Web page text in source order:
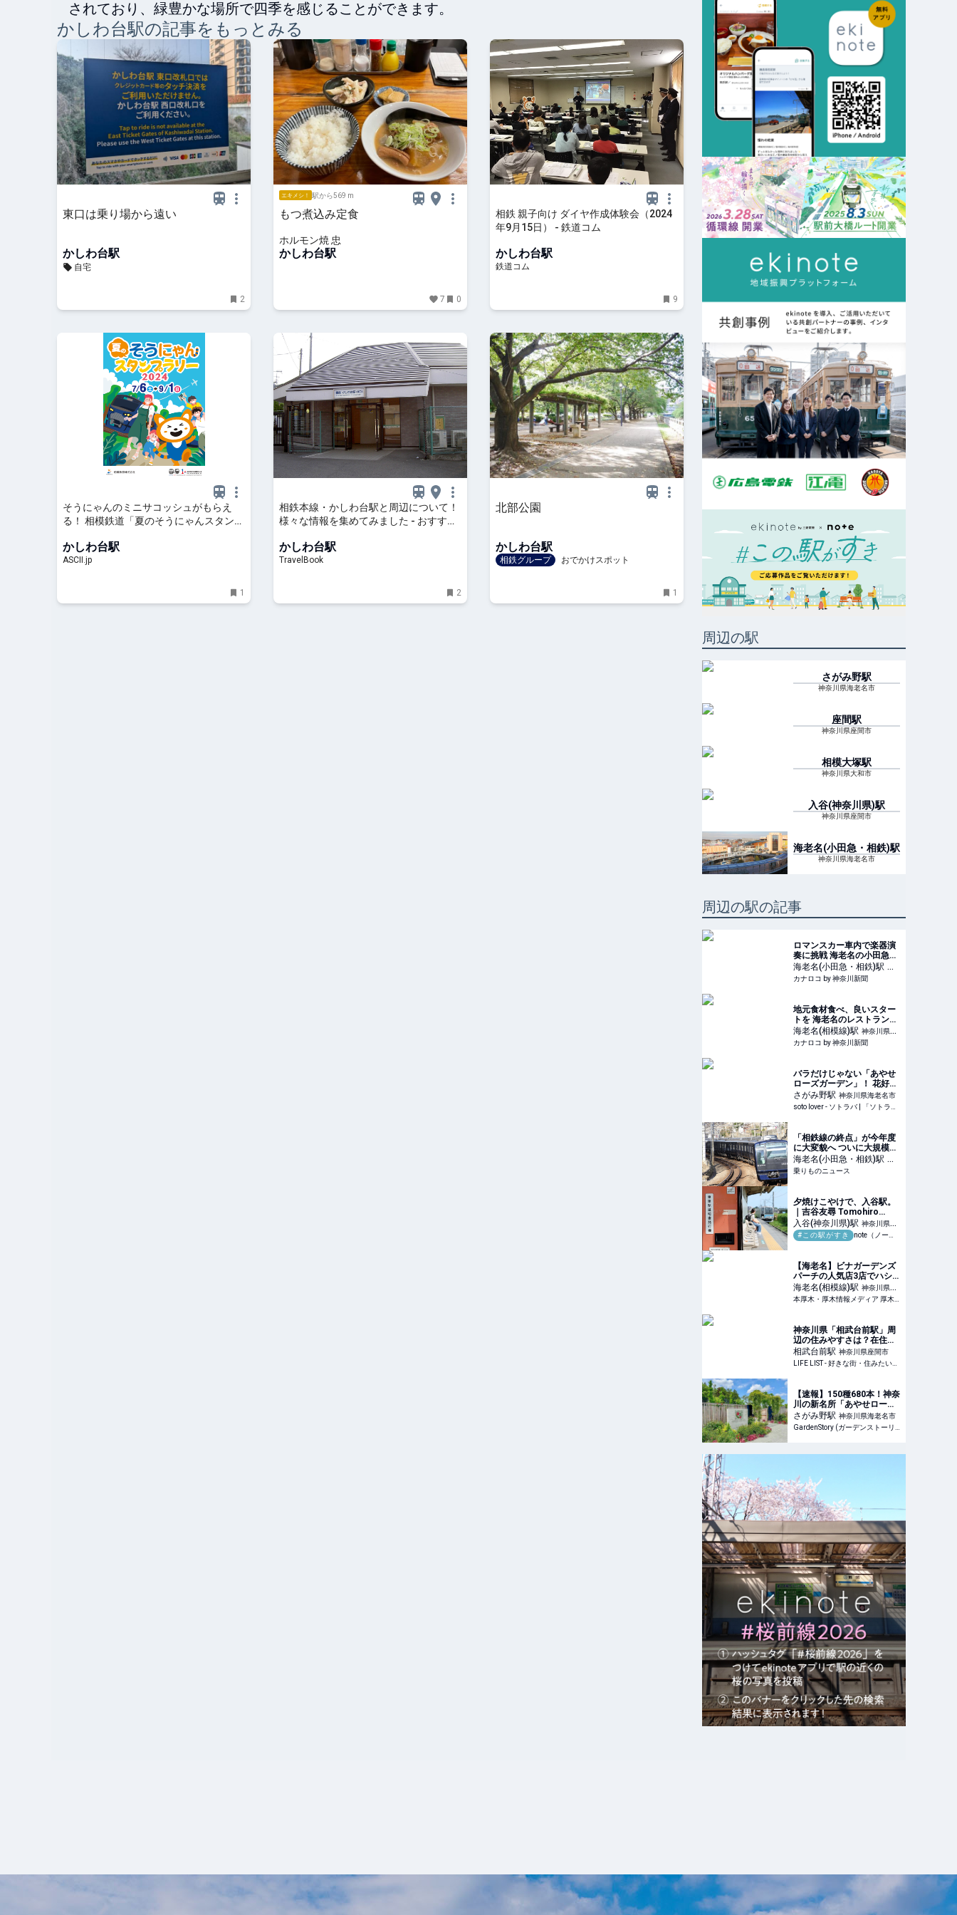
されており、緑豊かな場所で四季を感じることができます。
かしわ台駅の記事をもっとみる
東口は乗り場から遠い
かしわ台駅
自宅
2
エキメシ！ 駅から569 m
もつ煮込み定食
ホルモン焼 忠
かしわ台駅
7 0
相鉄 親子向け ダイヤ作成体験会（2024
年9月15日） - 鉄道コム
かしわ台駅
鉄道コム
9
そうにゃんのミニサコッシュがもらえ
る！ 相模鉄道「夏のそうにゃんスタンプ
かしわ台駅
ASCII.jp
1
相鉄本線・かしわ台駅と周辺について！
様々な情報を集めてみました - おすすめ
(TravelBook)
かしわ台駅
TravelBook
2
北部公園
かしわ台駅
相鉄グループ おでかけスポット
1
周辺の駅
さがみ野駅
神奈川県海老名市
座間駅
神奈川県座間市
相模大塚駅
神奈川県大和市
入谷(神奈川県)駅
神奈川県座間市
海老名(小田急・相鉄)駅
神奈川県海老名市
周辺の駅の記事
ロマンスカー車内で楽器演
奏に挑戦 海老名の小田急施
設、神奈川フィル協力 | カ
ナロコ by 神奈川新聞
海老名(小田急・相鉄)駅 神
奈川県海老名市
カナロコ by 神奈川新聞
地元食材食べ、良いスター
トを 海老名のレストラン、
週末限定の朝ブッフェ | カ
ナロコ by 神奈川新聞
海老名(相模線)駅 神奈川県海
老名市
カナロコ by 神奈川新聞
バラだけじゃない「あやせ
ローズガーデン」！ 花好き
必訪の11テーマ庭園を歩く
| soto lover - ソトラバ
さがみ野駅 神奈川県海老名市
soto lover - ソトラバ | 「ソトラバ」は外遊びとアウトドア愛好家の架け橋になるウェブメディアです
「相鉄線の終点」が今年度
に大変貌へ ついに大規模改
良工事が竣工 ホームドアも
設置 | 乗りものニュース
海老名(小田急・相鉄)駅 神
奈川県海老名市
乗りものニュース
夕焼けこやけで、入谷駅。
｜吉谷友尋 Tomohiro
Yoshitani
入谷(神奈川県)駅 神奈川県座
間市
#この駅がすき note（ノート）
【海老名】ビナガーデンズ
パーチの人気店3店でハシ
ゴ酒★立ち飲み企画「海老
名パーチ横丁」9月17日ス
タート♪ | 本厚木・厚木情報
海老名(相模線)駅 神奈川県海
老名市
本厚木・厚木情報メディア 厚木らぼ
神奈川県「相武台前駅」周
辺の住みやすさは？在住歴
5年の私がほのぼのした街
の魅力を紹介 - LIFE LIST -
好きな街・住みたい街・私
相武台前駅 神奈川県座間市
LIFE LIST - 好きな街・住みたい街・私の街
【速報】150種680本！神奈
川の新名所「あやせローズ
ガーデン」“世界を旅す
る”バラ園の見どころ完全ガ
さがみ野駅 神奈川県海老名市
GardenStory (ガーデンストーリー)